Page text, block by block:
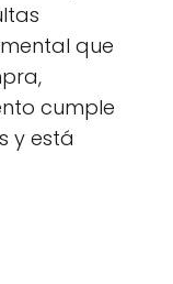
que
cumple
y está